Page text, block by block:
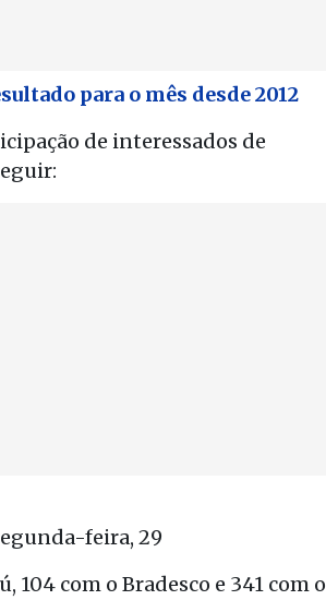
para o mês desde 2012
de interessados de
feira, 29
104 com o Bradesco e 341 com o